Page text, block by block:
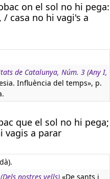
on el sol no hi pega:
casa no hi vagi's a
de Catalunya, Núm. 3 (Any I,
Influència del temps», p.
que el sol no hi pega;
vagis a parar
nostres vells) «De sants i